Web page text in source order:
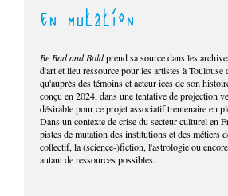
en mutation
Be Bad and Boldprend sa source dans les
d'art et lieu ressource pour les artistes à Toulouse
qu'auprès des témoins et acteur·ices de son
conçu en 2024, dans une tentative de projection
désirable pour ce projet associatif trentenaire en
Dans un contexte de crise du secteur culturel en
pistes de mutation des institutions et des métiers
collectif, la (science-)fiction, l'astrologie ou
autant de ressources possibles.
--------------------------------------